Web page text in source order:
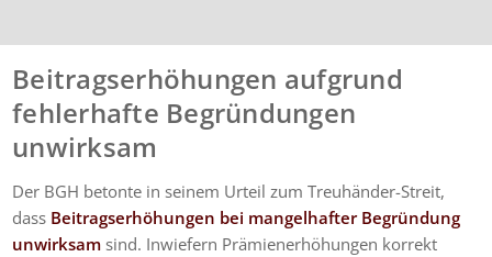
Beitragserhöhungen aufgrund
fehlerhafte Begründungen
unwirksam
Der BGH betonte in seinem Urteil zum Treuhänder-Streit,
dass Beitragserhöhungen bei mangelhafter Begründung
unwirksam sind. Inwiefern Prämienerhöhungen korrekt